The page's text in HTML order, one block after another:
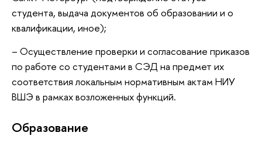
студента, выдача документов об образовании и о
квалификации, иное);
– Осуществление проверки и согласование приказов
по работе со студентами в СЭД на предмет их
соответствия локальным нормативным актам НИУ
ВШЭ в рамках возложенных функций.
Oбразование